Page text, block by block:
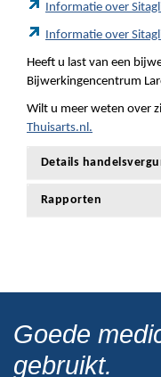
Informatie over
Informatie over
Heeft u last van een
Bijwerkingencentrum
Wilt u meer weten over
Thuisarts.nl.
Details
Rapporten
Goede
gebruikt.